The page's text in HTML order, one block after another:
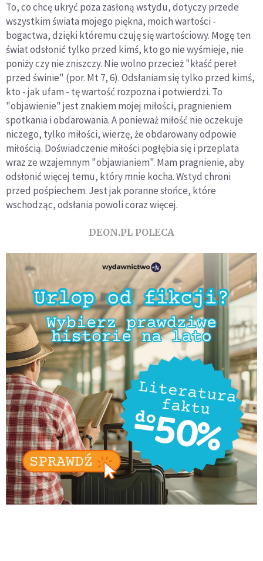
To, co chcę ukryć poza zasłoną wstydu, dotyczy przede
wszystkim świata mojego piękna, moich wartości -
bogactwa, dzięki któremu czuję się wartościowy. Mogę ten
świat odsłonić tylko przed kimś, kto go nie wyśmieje, nie
poniży czy nie zniszczy. Nie wolno przecież "kłaść pereł
przed świnie" (por. Mt 7, 6). Odsłaniam się tylko przed kimś,
kto - jak ufam - tę wartość rozpozna i potwierdzi. To
"objawienie" jest znakiem mojej miłości, pragnieniem
spotkania i obdarowania. A ponieważ miłość nie oczekuje
niczego, tylko miłości, wierzę, że obdarowany odpowie
miłością. Doświadczenie miłości pogłębia się i przeplata
wraz ze wzajemnym "objawianiem". Mam pragnienie, aby
odsłonić więcej temu, który mnie kocha. Wstyd chroni
przed pośpiechem. Jest jak poranne słońce, które
wschodząc, odsłania powoli coraz więcej.
DEON.PL POLECA